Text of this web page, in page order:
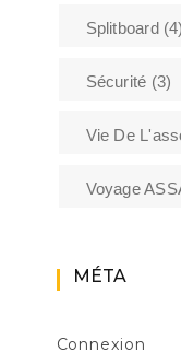
Splitboard(4)
Sécurité (3)
Vie De
Voyage
MÉTA
Connexion